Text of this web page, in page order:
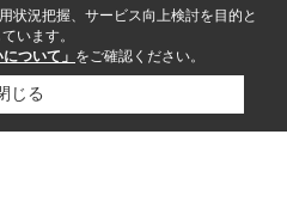
状況把握、サービス向上検討を目的と
います。
ついて」 をご確認ください。
じる